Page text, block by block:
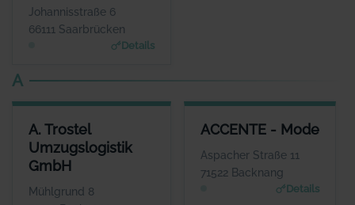
Johannisstraße 6
66111 Saarbrücken
Details
A
A. Trostel
Umzugslogistik
GmbH
Mühlgrund 8
A. TROSTEL UMZUGSLOGISTIK GMBH
ANSPRECHPARTNER
Frau Corinna Trostel
www.trostel.eu
ACCENTE - Mode
Aspacher Straße 11
71522 Backnang
Details
ACCENTE - MODE
Frau Sigrid Göttlich
www.accente-mode.co
m